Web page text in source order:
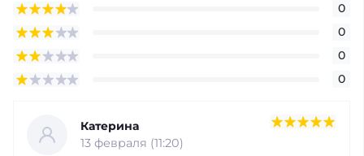
0
0
0
0
Катерина
13 февраля (11:20)